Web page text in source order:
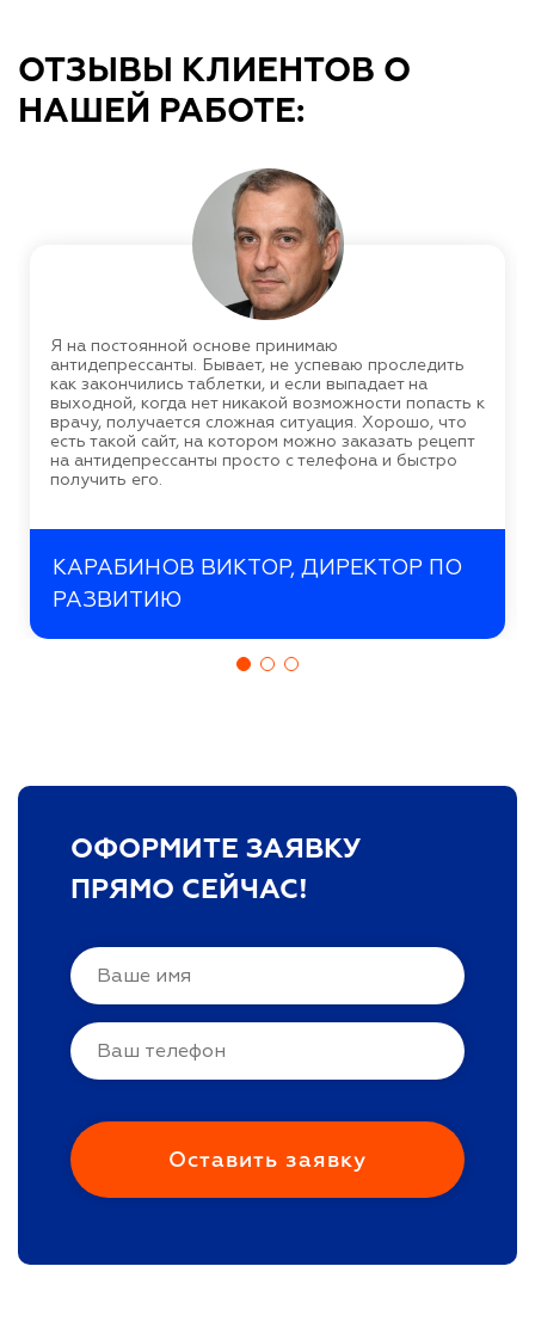
ОТЗЫВЫ КЛИЕНТОВ О
НАШЕЙ РАБОТЕ:
Я на постоянной основе принимаю
антидепрессанты. Бывает, не успеваю проследить
как закончились таблетки, и если выпадает на
выходной, когда нет никакой возможности попасть к
врачу, получается сложная ситуация. Хорошо, что
есть такой сайт, на котором можно заказать рецепт
на антидепрессанты просто с телефона и быстро
получить его.
КАРАБИНОВ ВИКТОР, ДИРЕКТОР ПО
РАЗВИТИЮ
ОФОРМИТЕ ЗАЯВКУ
ПРЯМО СЕЙЧАС!